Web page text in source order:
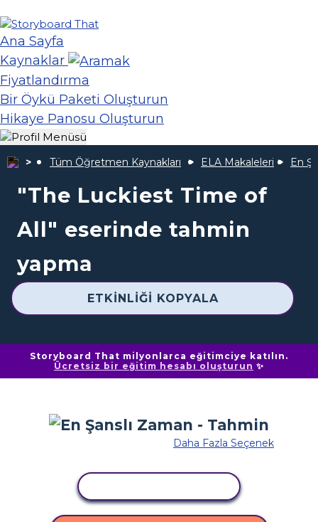
Ana Sayfa
Kaynaklar
Fiyatlandırma
Bir Öykü Paketi Oluşturun
Hikaye Panosu Oluşturun
Tüm Öğretmen Kaynakları ELA Makaleleri En
"The Luckiest Time of
All" eserinde tahmin
yapma
ETKINLIĞI KOPYALA
Storyboard That milyonlarca eğitimciye katılın.
Ücretsiz bir eğitim hesabı oluşturun ✨
Daha Fazla Seçenek